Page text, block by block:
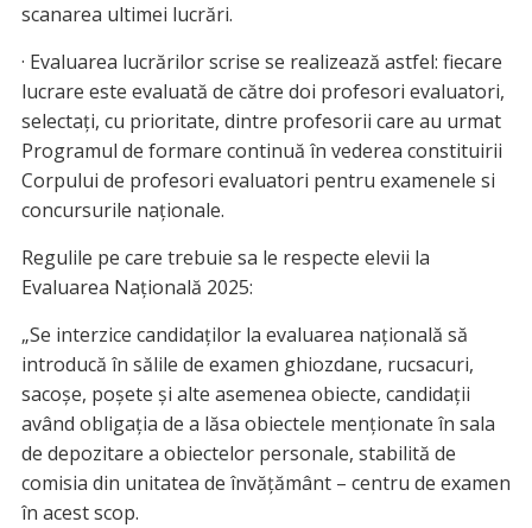
scanarea ultimei lucrări.
· Evaluarea lucrărilor scrise se realizează astfel: fiecare
lucrare este evaluată de către doi profesori evaluatori,
selectaţi, cu prioritate, dintre profesorii care au urmat
Programul de formare continuă în vederea constituirii
Corpului de profesori evaluatori pentru examenele si
concursurile naţionale.
Regulile pe care trebuie sa le respecte elevii la
Evaluarea Națională 2025:
„Se interzice candidaților la evaluarea națională să
introducă în sălile de examen ghiozdane, rucsacuri,
sacoșe, poșete și alte asemenea obiecte, candidații
având obligația de a lăsa obiectele menționate în sala
de depozitare a obiectelor personale, stabilită de
comisia din unitatea de învățământ – centru de examen
în acest scop.